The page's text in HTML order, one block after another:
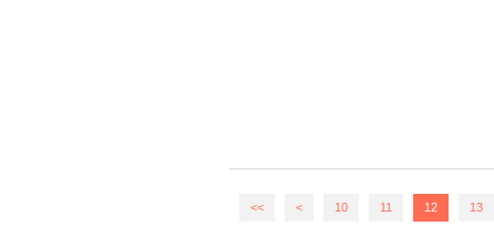
<< < 10 11 12 13